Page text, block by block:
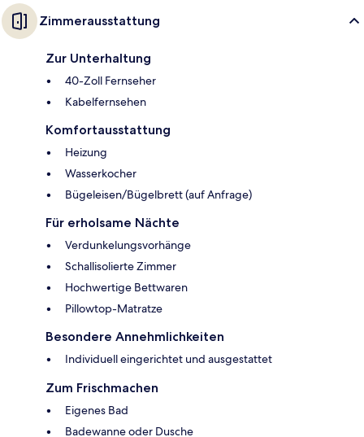
Zimmerausstattung
Zur Unterhaltung
40-Zoll Fernseher
Kabelfernsehen
Komfortausstattung
Heizung
Wasserkocher
Bügeleisen/Bügelbrett (auf Anfrage)
Für erholsame Nächte
Verdunkelungsvorhänge
Schallisolierte Zimmer
Hochwertige Bettwaren
Pillowtop-Matratze
Besondere Annehmlichkeiten
Individuell eingerichtet und ausgestattet
Zum Frischmachen
Eigenes Bad
Badewanne oder Dusche